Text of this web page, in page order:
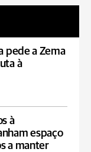
pede a Zema
à
à
espaço
a manter